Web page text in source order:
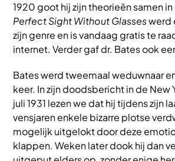
1920 goot hij zijn theorieën samen
Perfect Sight Without Glasseswerd
zijn genre en is vandaag gratis te
internet. Verder gaf dr. Bates ook
Bates werd tweemaal weduwnaar
keer. In zijn doodsbericht in de New
juli 1931 lezen we dat hij tijdens zijn
vensjaren enkele bizarre plotse
mogelijk uitgelokt door deze
klappen. Weken later dook hij dan